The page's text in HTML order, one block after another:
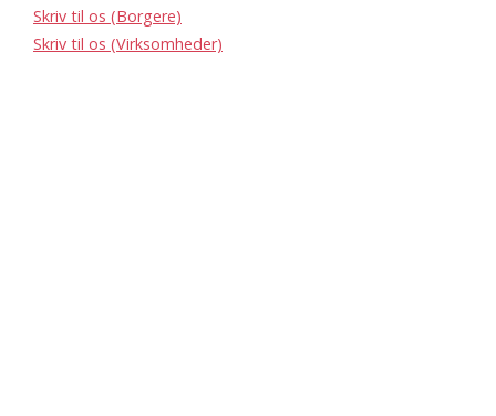
Skriv til os (Borgere)
Skriv til os (Virksomheder)